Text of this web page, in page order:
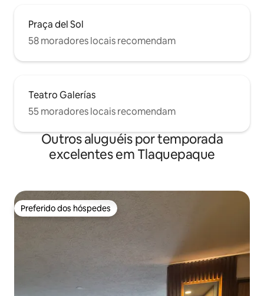
Praça del Sol
58 moradores locais recomendam
Teatro Galerías
55 moradores locais recomendam
Outros aluguéis por temporada
excelentes em Tlaquepaque
Preferido dos hóspedes
Preferido dos hóspedes